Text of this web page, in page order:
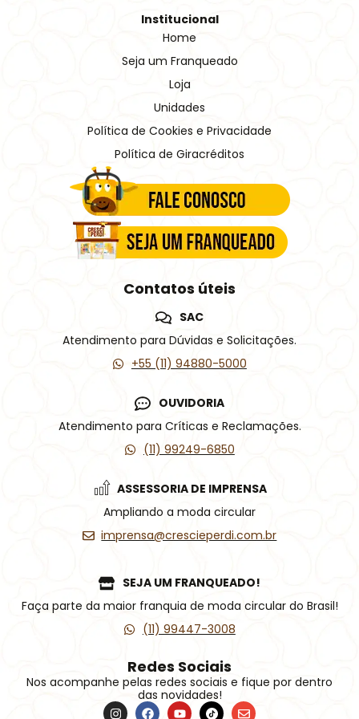
Institucional
Home
Seja um Franqueado
Loja
Unidades
Política de Cookies e Privacidade
Política de Giracréditos
Contatos úteis
SAC
Atendimento para Dúvidas e Solicitações.
+55 (11) 94880-5000
OUVIDORIA
Atendimento para Críticas e Reclamações.
(11) 99249-6850
ASSESSORIA DE IMPRENSA
Ampliando a moda circular
imprensa@crescieperdi.com.br
SEJA UM FRANQUEADO!
Faça parte da maior franquia de moda circular do Brasil!
(11) 99447-3008
Redes Sociais
Nos acompanhe pelas redes sociais e fique por dentro
das novidades!
I F Y Í E